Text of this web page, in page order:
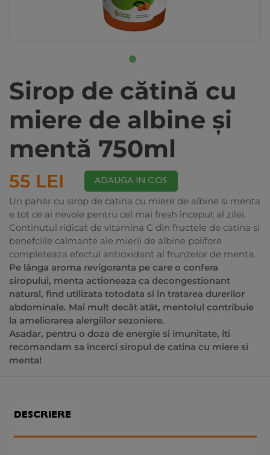
Sirop de cătină cu
miere de albine şi
mentă 750ml
55 LEI ADAUGA IN COS
Un pahar cu sirop de catina cu miere de albine si menta
e tot ce ai nevoie pentru cel mai fresh început al zilei.
Continutul ridicat de vitamina C din fructele de catina si
benefciile calmante ale mierii de albine polifore
completeaza efectul antioxidant al frunzelor de menta.
Pe lânga aroma revigoranta pe care o confera
siropului, menta actioneaza ca decongestionant
natural, find utilizata totodata si în tratarea durerilor
abdominale. Mai mult decât atât, mentolul contribuie
la ameliorarea alergiilor sezoniere.
Asadar, pentru o doza de energie si imunitate, îti
recomandam sa încerci siropul de catina cu miere si
menta!
DESCRIERE